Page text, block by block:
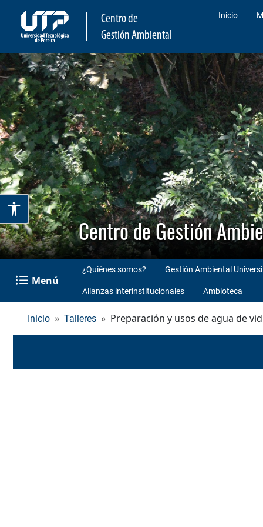
Centro de
Gestión Ambiental
Inicio
Centro de Gestión
Menú
¿Quiénes somos? Gestión Ambiental
Alianzas interinstitucionales Ambioteca
Inicio Talleres Preparación y usos de agua de